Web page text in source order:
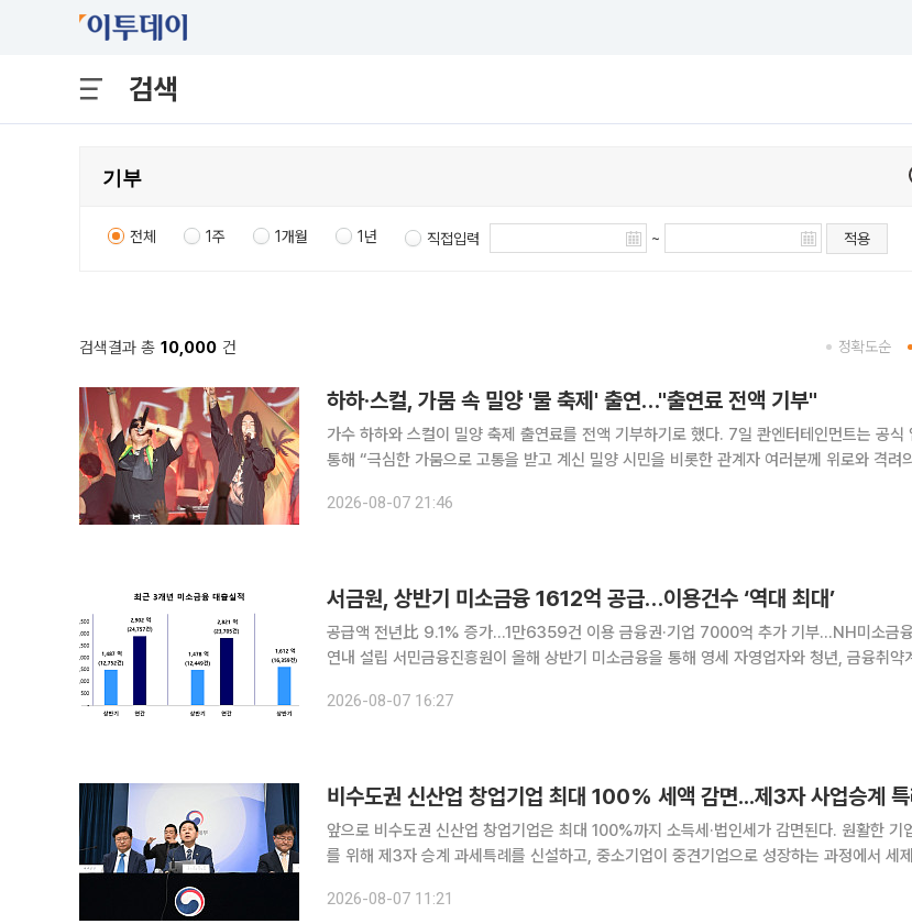
검색
전체 1주 1개월 1년 직접입력 ~ 적용
검색결과 총 10,000 건 정확도순
하하·스컬, 가뭄 속 밀양 '물 축제' 출연…"출연료 전액 기부"
가수 하하와 스컬이 밀양 축제 출연료를 전액 기부하기로 했다. 7일 콴엔터테인먼트는 공식 입장을
통해 “극심한 가뭄으로 고통을 받고 계신 밀양 시민을 비롯한 관계자 여러분께 위로와 격려
벌’이 현재 극심한 가뭄에도 강행되는 것에 대해 심히 걱정
2026-08-07 21:46
서금원, 상반기 미소금융 1612억 공급…이용건수 ‘역대 최대’
공급액 전년比 9.1% 증가…1만6359건 이용 금융권·기업 7000억 추가 기부…NH미소금
연내 설립 서민금융진흥원이 올해 상반기 미소금융을 통해 영세 자영업자와 청년, 금융취약계층 등
으로 전년 동기(1478억5000만원)보다 9.1%(134억원
2026-08-07 16:27
앞으로 비수도권 신산업 창업기업은 최대 100%까지 소득세·법인세가 감면된다. 원활한 기
를 위해 제3자 승계 과세특례를 신설하고, 중소기업이 중견기업으로 성장하는 과정에서 세
처기업부에 따르면 정부가 3일 발표한 '2026년 세제개편안'에는 창
2026-08-07 11:21